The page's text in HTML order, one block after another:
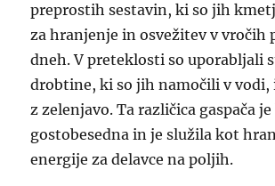
preprostih sestavin, ki so jih
za hranjenje in osvežitev v vročih
dneh. V preteklosti so uporabljali
drobtine, ki so jih namočili v vodi,
z zelenjavo. Ta različica gaspača
gostobesedna in je služila kot
energije za delavce na poljih.